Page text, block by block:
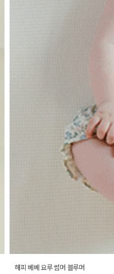
해피 베베 요루 썸머 블루머